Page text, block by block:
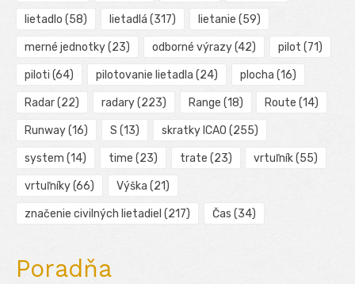
lietadlo (58) lietadlá (317) lietanie (59)
merné jednotky(23) odborné výrazy(42) pilot (71)
piloti (64) pilotovanie lietadla (24) plocha (16)
Radar(22) radary(223) Range (18) Route (14)
Runway(16) S (13) skratky ICAO (255)
system (14) time (23) trate (23) vrtuľník(55)
vrtuľníky(66) Výška (21)
značenie civilných lietadiel (217) Čas (34)
Poradňa